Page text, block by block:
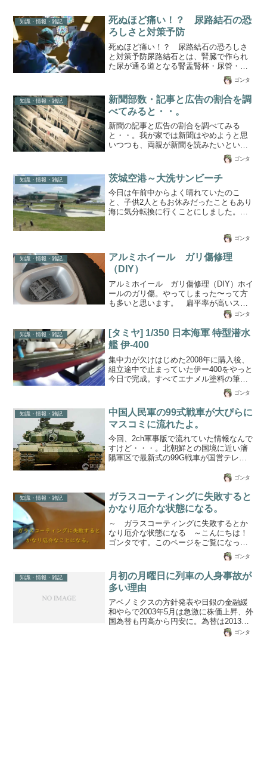
知識・情報・雑記
死ぬほど痛い！？ 尿路結石の恐
ろしさと対策予防
死ぬほど痛い！？ 尿路結石の恐ろしさ
と対策予防尿路結石とは、腎臓で作られ
た尿が通る道となる腎盂腎杯・尿管・膀
胱・尿道などにカルシウムが結石ができ
ることを言います。尿路結石の発症には
主に食生活が非常に大きく関係している
と言われています。 特に日本人の場合
はシュウ酸カルシウム結石症と呼ばれる
ものが圧倒的に多く 、シュウ酸の摂りす
ぎが結石の主な原因であるといわれてい
ます。シュウ酸によるシュウ酸カルシウ
ム結石症尿路結石の原因であるカルシウ
ム結石は昔からカルシウムが結石を作る
在の...
ゴンタ
知識・情報・雑記
新聞部数・記事と広告の割合を調
べてみると・・。
新聞の記事と広告の割合を調べてみる
と・・。我が家では新聞はやめようと思
いつつも、両親が新聞を読みたいという
ので朝刊だけ取るようにしています。こ
の新聞ですが、新聞には様々な時事記事
が記載されていますが、よく見ると非常
に多くの広告が記載されています。お金
を払って新聞を読んでいるわけですが、
最近では新聞記事より広告が紙面の大半
を占めるため、純粋によみものとしては
思います。新聞を取らない世帯が多くな
ムで情報を...
ゴンタ
知識・情報・雑記 茨城空港～大洗サンビーチ
今日は午前中からよく晴れていたのこ
と、子供2人ともお休みだったこともあり
海に気分転換に行くことにしました。普
ってみました。茨城空港はテレビやら何
やらでご存知のとおり、スカイマーク
(Skymark Airlines Inc.)やら春秋航空やら
韓国路線のアシアナ航空（今現在はな
い。 どうでもいいけど。）やら飛んで
ます。子供はスカイマークで神戸に行っ
たりでお世話になってるので何度か茨城
空港に行ってますが、「亡霊」が設置さ
ゴンタ
知識・情報・雑記
アルミホイール ガリ傷修理
（DIY）
アルミホイール ガリ傷修理（DIY）ホイ
ールのガリ傷。やってしまった〜って方
も多いと思います。 扁平率が高いスポ
ーツタイヤを履いている場合などでは結
構、縁石など気にしながら走りますよ
ね！気にしていても運が悪くガリキズが
できてしまうことがありますが、修理方
法を身につければ簡単に修正できます。
諦めずにぜひDIYチャレンジをしてみてく
ださい。ホイール修正はガリ傷にもより
ますが、今回のような傷では業者さんに
い対すると２万円くらいは最低でも取ら
れちゃいます。しかし、DIYだとペイント
スプレーを買っても４千円もあれば...
ゴンタ
知識・情報・雑記
[タミヤ] 1/350 日本海軍 特型潜水
艦 伊-400
‎集中力が欠けはじめた2008年に購入後、
組立途中で止まっていた伊ー400をやっと
今日で完成。すべてエナメル塗料の筆塗
りだけで仕上げましたが、パテ埋めなど
の作業を多少省いたことで、完成度が非
常に低いものとなり、中途半端な仕上が
りになってしまいました。腰痛もさるこ
とながら、別の持病も良くなりつつある
ようなので、つぎはレプソルHONDA
RC211V 2006を組み立てる予定です。昔
に一度、レプソルHONDA RC211V '06は
組み立てているのですが、引越の際に壊
れたので再度時間をかけて作りたいと思
ゴンタ
知識・情報・雑記
中国人民軍の99式戦車が大ぴらに
マスコミに流れたよ。
今回、2ch軍事版で流れていた情報なんで
すけど・・・。北朝鮮との国境に近い瀋
陽軍区で最新式の99G戦車が国営テレビ
式の最新アップグレードバージョンらし
ャレンジャーや、アメリカのM1A2エイブ
ラズムなど主力戦車をも貫通する125mm
砲だそうです。 更にほんとか嘘か知り
ませんが、高性能な弾薬や、火器管制装
置も採用しているとのこと中国人民軍の
陸軍部隊は96式を使用していますが順次
99G式に置き換える事を検討しているそ
ゴンタ
知識・情報・雑記
ガラスコーティングに失敗すると
かなり厄介な状態になる。
～ ガラスコーティングに失敗するとか
なり厄介な状態になる ～こんにちは！
ゴンタです。このページをご覧になって
いるということはDIYで愛車にガラスコー
ティング施工を行って「やらかした」の
ではないでしょうか？それかDIYで「自分
でガラスコーティングしよう」と情報収
集されているのかもしれません。自動車
の表面コートというと、カルバナワック
ス（カルナバ蝋）やレジンコート、ガラ
スコートなど様々なものがありますが、
一番効果があるガラスコートは施工を誤
ると取り返しがつかないほど大変なこと
ゴンタ
知識・情報・雑記
月初の月曜日に列車の人身事故が
多い理由
アベノミクスの方針発表や日銀の金融緩
和やらで2003年5月は急激に株価上昇、外
国為替も円高から円安に。為替は2013年1
月初旬は86円だったのが、半年で100円。
ゴンタ